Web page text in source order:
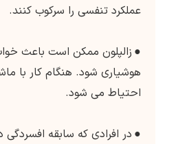
عملکرد تنفسی را سرکوب کنند.
● زالپلون ممکن است باعث
هوشیاری شود. هنگام کار با
احتیاط می شود.
● در افرادی که سابقه